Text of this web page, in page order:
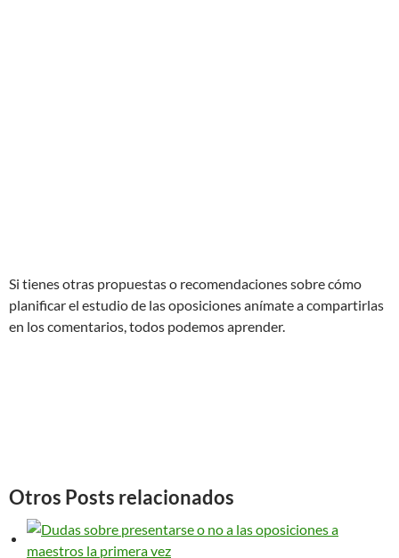
Si tienes otras propuestas o recomendaciones sobre cómo
planificar el estudio de las oposiciones anímate a compartirlas
en los comentarios, todos podemos aprender.
Otros Posts relacionados